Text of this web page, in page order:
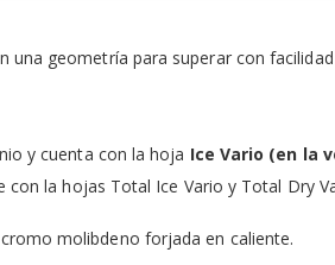
una geometría para superar con
y cuenta con la hoja Ice Vario (en la
con la hojas Total Ice Vario y Total Dry
molibdeno forjada en caliente.